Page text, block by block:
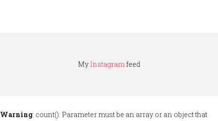
My Instagramfeed
Warning: count(): Parameter must be an array or an object that